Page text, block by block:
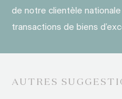
de notre clientèle
transactions de biens
AUTRES